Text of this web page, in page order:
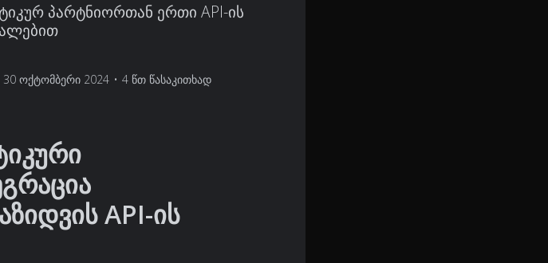
პარტნიორთან ერთი API-ის
ოქტომბერი 2024 • 4 წთ წასაკითხად
API-ის